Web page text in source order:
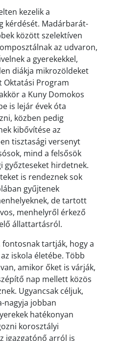
kezelik a
kérdését. Madárbarát-
között szelektíven
az udvaron,
a gyerekekkel,
diákja mikrozöldeket
Oktatási Program
a Kuny Domokos
is lejár évek óta
közben pedig
kibővítése az
tisztasági versenyt
mind a felsősök
győzteseket hirdetnek.
is rendeznek sok
gyűjtenek
de tartott
menhelyről érkező
állattartásról.
fontosnak tartják, hogy a
iskola életébe. Több
amikor őket is várják,
nap mellett közös
Ugyancsak céljuk,
nagyja jobban
hatékonyan
korosztályi
igazgatónő arról is